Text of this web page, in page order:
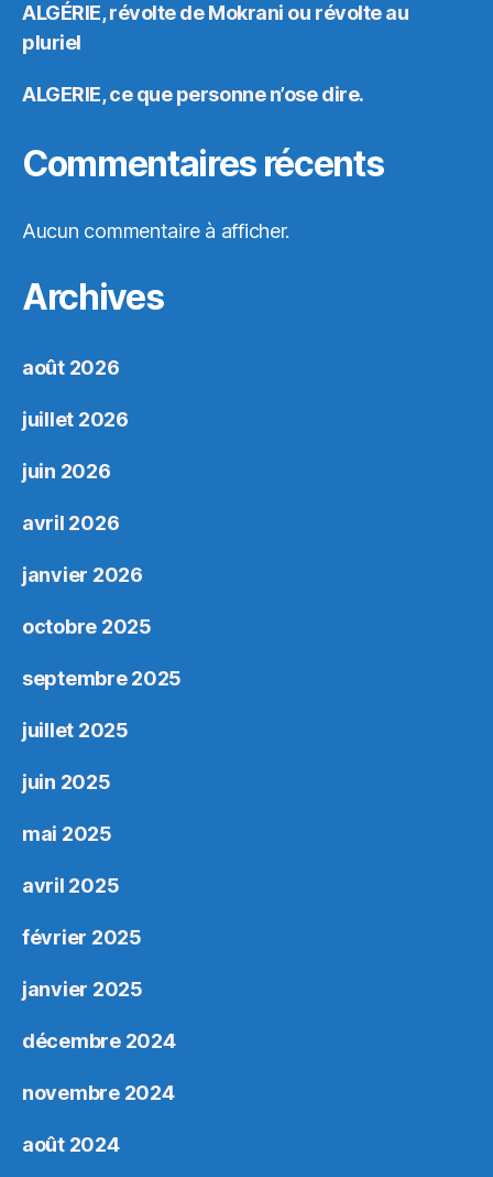
ALGÉRIE, révolte de Mokrani ou révolte au
pluriel
ALGERIE, ce que personne n’ose dire.
Commentaires récents
Aucun commentaire à afficher.
Archives
août 2026
juillet 2026
juin 2026
avril 2026
janvier 2026
octobre 2025
septembre 2025
juillet 2025
juin 2025
mai 2025
avril 2025
février 2025
janvier 2025
décembre 2024
novembre 2024
août 2024